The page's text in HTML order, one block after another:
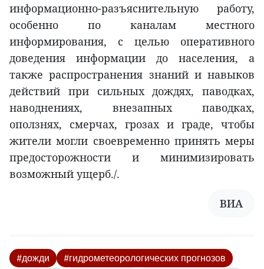
информационно-разъяснительную работу,
особенно по каналам местного
информирования, с целью оперативного
доведения информации до населения, а
также распространения знаний и навыков
действий при сильных дождях, паводках,
наводнениях, внезапных паводках,
оползнях, смерчах, грозах и граде, чтобы
жители могли своевременно принять меры
предосторожности и минимизировать
возможный ущерб./.
ВИA
#дожди
#гидрометеорологических прогнозов